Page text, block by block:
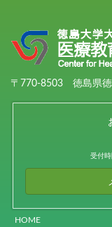
〒770-8503 徳島県
受付
HOME